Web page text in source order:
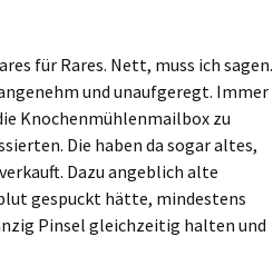
für Rares. Nett, muss ich sagen.
und unaufgeregt. Immer
Knochenmühlenmailbox zu
Die haben da sogar altes,
Dazu angeblich alte
gespuckt hätte, mindestens
Pinsel gleichzeitig halten und